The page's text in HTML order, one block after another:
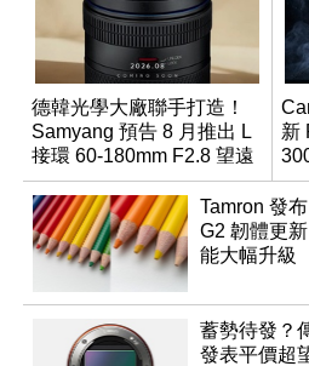
德韓光學大廠聯手打造！
Samyang 預告 8 月推出 L
接環 60-180mm F2.8 望遠
變焦鏡
新
Tamron 發
G2 韌體更
能大幅升級
蓄勢待發？
發表平價超